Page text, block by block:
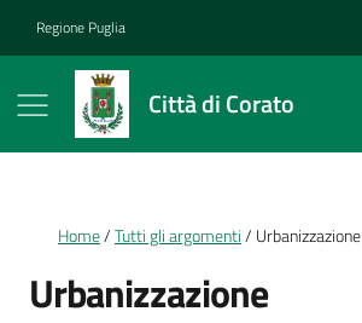
Regione Puglia
Città di Corato
Briciole di pane
Home Tutti gli argomenti Urbanizzazione
Urbanizzazione